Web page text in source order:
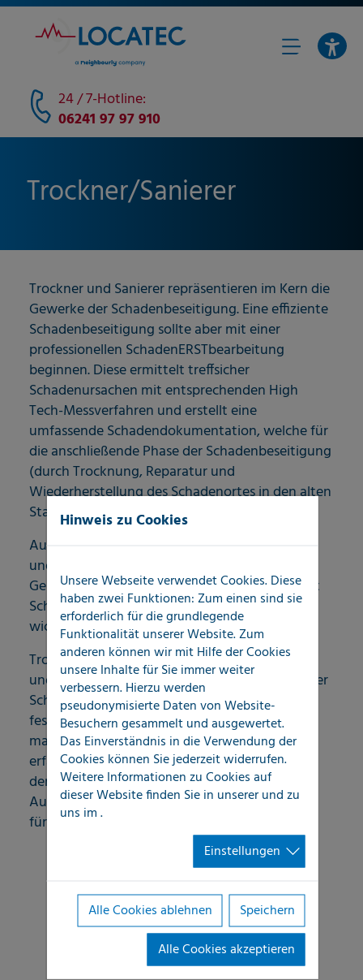
24 / 7-Hotline:
06241 97 97 910
Trockner/Sanierer
Trockner und Sanierer repräsentieren im Kern die
Gewerke der Schadenbeseitigung. Eine effiziente
Schadenbeseitigung sollte aber mit einer
professionellen SchadenERSTbearbeitung
beginnen. Diese ermittelt treffsicher
Schadenursachen mit entsprechenden High
Tech-Messverfahren und erstellt eine
umfassende Schadendokumentation, welche für
die anschließende Phase der Schadenbeseitigung
(durch Trocknung, Reparatur und
Wiederherstellung des Schadenortes in den alten
Stand) die Briefing-Grundlage bildet.
Auch für die Abrechnung von Leitungswasser-
und Feuchteschäden mit den
Gebäudeversicherern bildet die Leckortung mit
Schadendokumentation in Wort und Bild eine
wichtige Grundlage.
Trockner und Sanierer arbeiten deshalb gerne
und intensiv mit LOCATEC, um ihre Gewerke der
Schadenbeseitigung optimal auf den
festgestellten Schadenumfang einstellen und
managen zu können. Dabei stehen die
erfahrenen Spezialisten von LOCATEC auch in
der Phase der Schadenbeseitigung als
Auskunftsgeber zum Schadenumfang jederzeit
für Rückfragen gerne zur Verfügung.
Hinweis zu Cookies
Unsere Webseite verwendet Cookies. Diese
haben zwei Funktionen: Zum einen sind sie
erforderlich für die grundlegende
Funktionalität unserer Website. Zum
anderen können wir mit Hilfe der Cookies
unsere Inhalte für Sie immer weiter
verbessern. Hierzu werden
pseudonymisierte Daten von Website-
Besuchern gesammelt und ausgewertet.
Das Einverständnis in die Verwendung der
Cookies können Sie jederzeit widerrufen.
Weitere Informationen zu Cookies auf
dieser Website finden Sie in unsererund zu
uns im.
Einstellungen
Alle Cookies ablehnen
Speichern
Alle Cookies akzeptieren